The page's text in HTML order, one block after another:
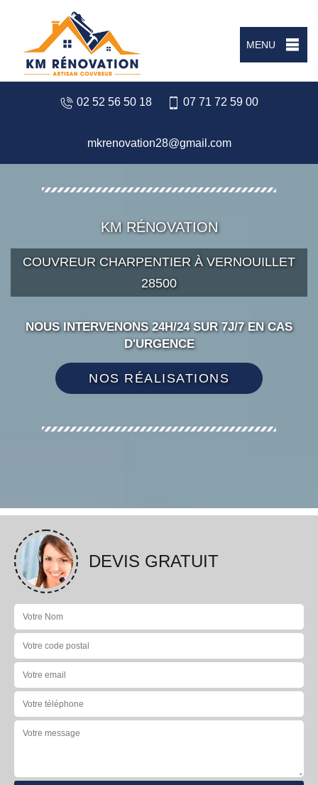
MENU
02 52 56 50 18 07 71 72 59 00
mkrenovation28@gmail.com
KM RÉNOVATION
COUVREUR CHARPENTIER À VERNOUILLET
28500
NOUS INTERVENONS 24H/24 SUR 7J/7 EN CAS
D'URGENCE
NOS RÉALISATIONS
DEVIS GRATUIT